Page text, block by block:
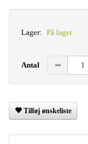
Lager: På lager
Antal
Tilføj ønskeliste